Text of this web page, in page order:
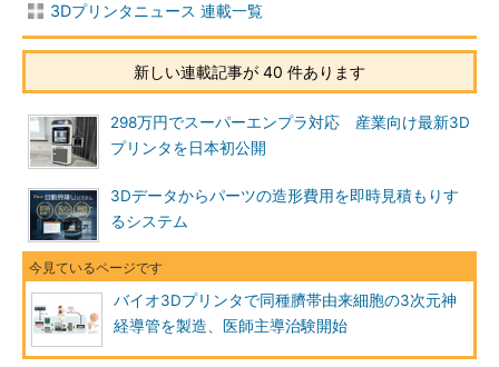
3Dプリンタニュース 連載一覧
新しい連載記事が 40 件あります
298万円でスーパーエンプラ対応 産業向け最新3D
プリンタを日本初公開
3Dデータからパーツの造形費用を即時見積もりす
るシステム
バイオ3Dプリンタで同種臍帯由来細胞の3次元神
経導管を製造、医師主導治験開始